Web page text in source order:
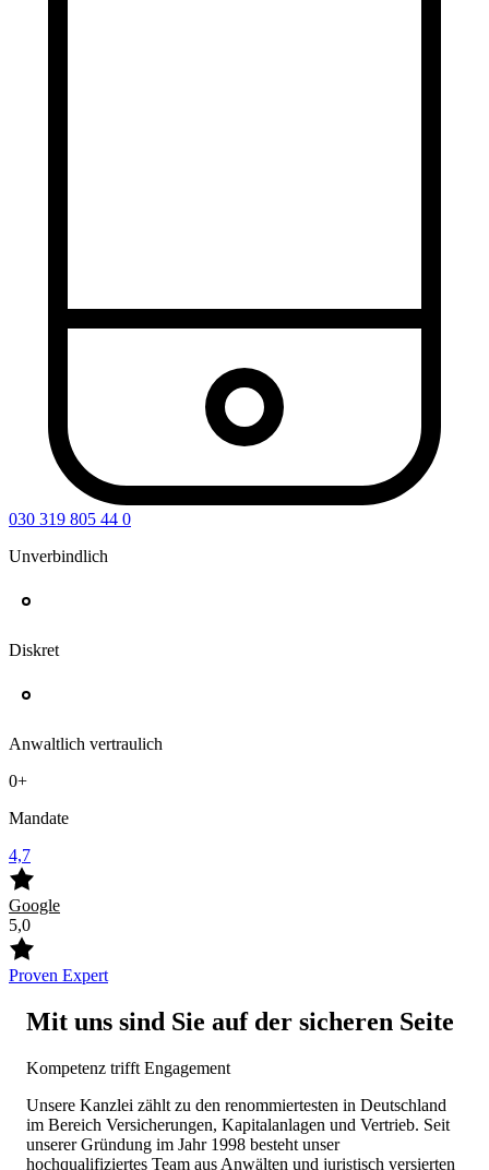
030 319 805 44 0
Unverbindlich
Diskret
Anwaltlich vertraulich
0+
Mandate
4,7
Google
5,0
Proven Expert
Mit uns sind Sie auf der sicheren Seite
Kompetenz trifft Engagement
Unsere Kanzlei zählt zu den renommiertesten in Deutschland
im Bereich Versicherungen, Kapitalanlagen und Vertrieb. Seit
unserer Gründung im Jahr 1998 besteht unser
hochqualifiziertes Team aus Anwälten und juristisch versierten